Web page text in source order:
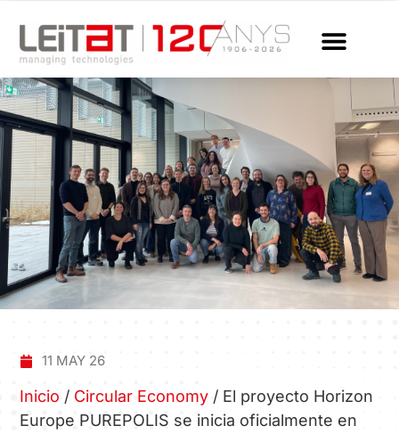
11 MAY 26
Inicio / Circular Economy / El proyecto Horizon
Europe PUREPOLIS se inicia oficialmente en